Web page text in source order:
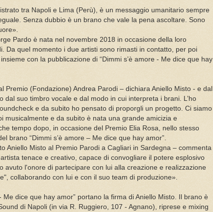
tra Napoli e Lima (Perù), è un messaggio umanitario sempre
Senza dubbio è un brano che vale la pena ascoltare. Sono
Pardo è nata nel novembre 2018 in occasione della loro
Da quel momento i due artisti sono rimasti in contatto, per poi
con la pubblicazione di “Dimmi s’è amore - Me dice que hay
Premio (Fondazione) Andrea Parodi – dichiara Aniello Misto - e dal
suo timbro vocale e dal modo in cui interpreta i brani. L’ho
e da subito ho pensato di proporgli un progetto. Ci siamo
musicalmente e da subito è nata una grande amicizia e
tempo dopo, in occasione del Premio Elia Rosa, nello stesso
brano “Dimmi s’è amore – Me dice que hay amor”.
Aniello Misto al Premio Parodi a Cagliari in Sardegna – commenta
tenace e creativo, capace di convogliare il potere esplosivo
avuto l'onore di partecipare con lui alla creazione e realizzazione
collaborando con lui e con il suo team di produzione».
Me dice que hay amor” portano la firma di Aniello Misto. Il brano è
di Napoli (in via R. Ruggiero, 107 - Agnano), riprese e mixing